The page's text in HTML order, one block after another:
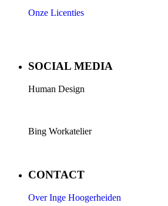
Onze Licenties
SOCIAL MEDIA
Human Design
Bing Workatelier
CONTACT
Over Inge Hoogerheiden